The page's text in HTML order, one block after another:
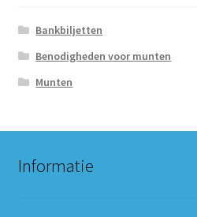
Bankbiljetten
Benodigheden voor munten
Munten
Informatie